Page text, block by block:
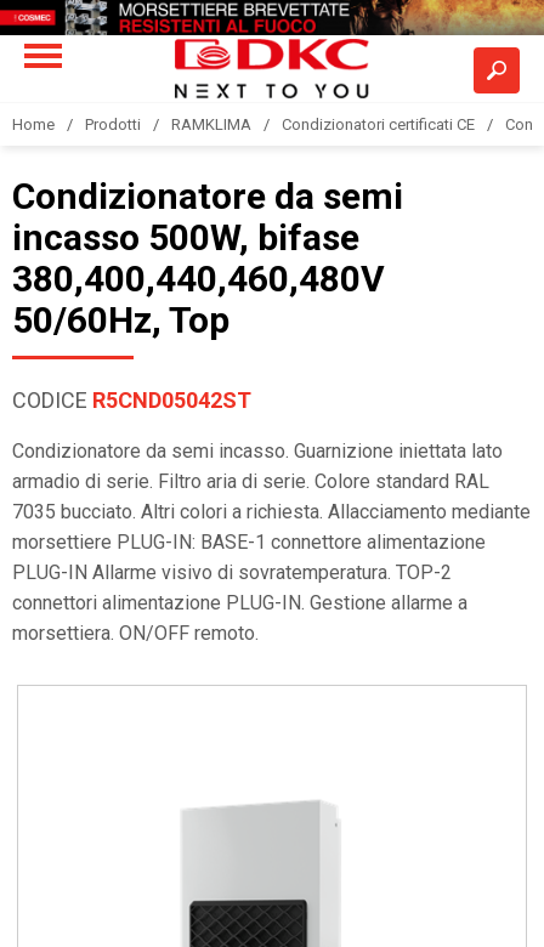
Home Prodotti RAMKLIMA Condizionatori certificati CE
Condizionatore da semi
incasso 500W, bifase
380,400,440,460,480V
50/60Hz, Top
CODICE R5CND05042ST
Condizionatore da semi incasso. Guarnizione iniettata lato
armadio di serie. Filtro aria di serie. Colore standard RAL
7035 bucciato. Altri colori a richiesta. Allacciamento mediante
morsettiere PLUG-IN: BASE-1 connettore alimentazione
PLUG-IN Allarme visivo di sovratemperatura. TOP-2
connettori alimentazione PLUG-IN. Gestione allarme a
morsettiera. ON/OFF remoto.